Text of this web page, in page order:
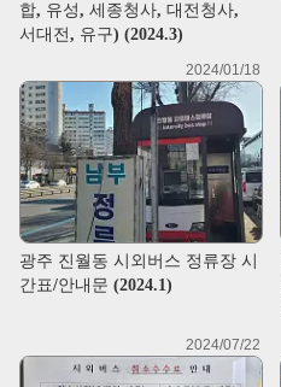
합, 유성, 세종청사, 대전청사,
서대전, 유구) (2024.3)
2024/01/18
광주 진월동 시외버스 정류장 시
간표/안내문 (2024.1)
2024/07/22